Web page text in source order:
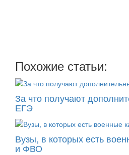
Похожие статьи:
За что получают
ЕГЭ
Вузы, в которых есть
и ФВО